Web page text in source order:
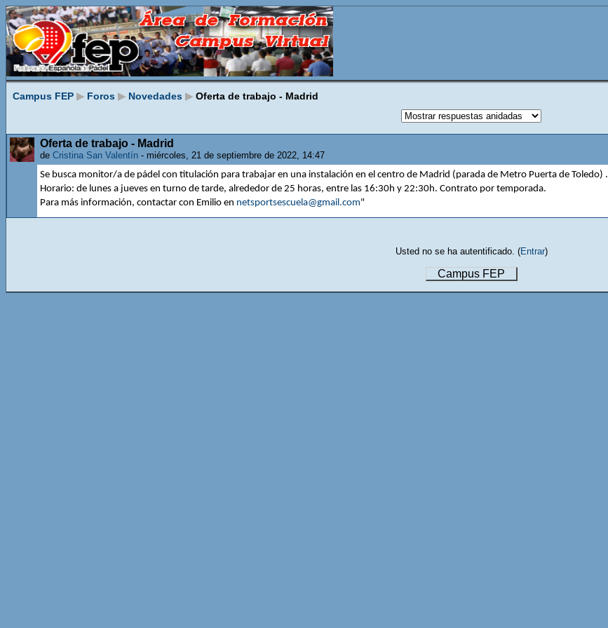
Campus FEP ▶ Foros ▶ Novedades ▶ Oferta de trabajo - Madrid
Oferta de trabajo - Madrid
de Cristina San Valentín - miércoles, 21 de septiembre de 2022, 14:47
Se busca monitor/a de pádel con titulación para trabajar en una instalación en el centro de Madrid (parada de Metro Puerta de Toledo) .
Horario: de lunes a jueves en turno de tarde, alrededor de 25 horas, entre las 16:30h y 22:30h. Contrato por temporada.
Para más información, contactar con Emilio en netsportsescuela@gmail.com"
Usted no se ha autentificado. (Entrar)
Campus FEP